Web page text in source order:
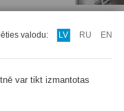
valodu: LV RU EN
var tikt izmantotas